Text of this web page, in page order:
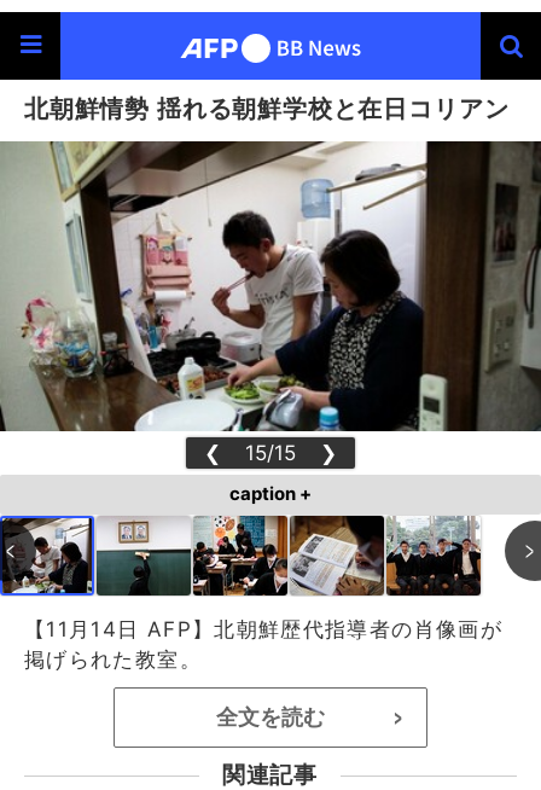
北朝鮮情勢 揺れる朝鮮学校と在日コリアン
❮ 15/15 ❯
caption +
【11月14日 AFP】北朝鮮歴代指導者の肖像画が
掲げられた教室。
全文を読む >
関連記事